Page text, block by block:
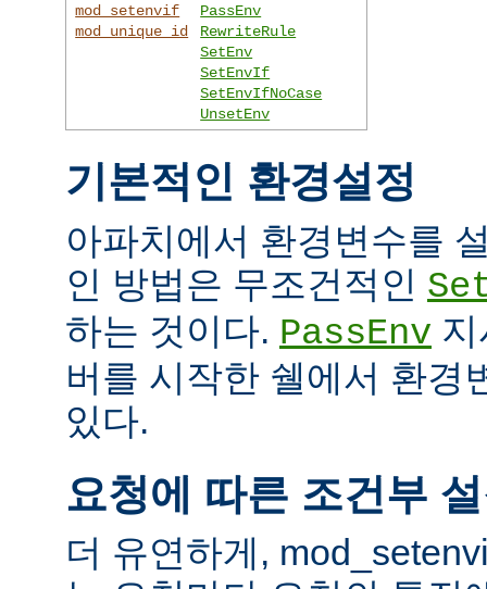
mod_setenvif
mod_unique_id
PassEnv
RewriteRule
SetEnv
SetEnvIf
SetEnvIfNoCase
UnsetEnv
기본적인 환경설정
아파치에서 환경변수를
인 방법은 무조건적인
하는 것이다. PassEnv
버를 시작한 쉘에서 환경
있다.
요청에 따른 조건부
더 유연하게,